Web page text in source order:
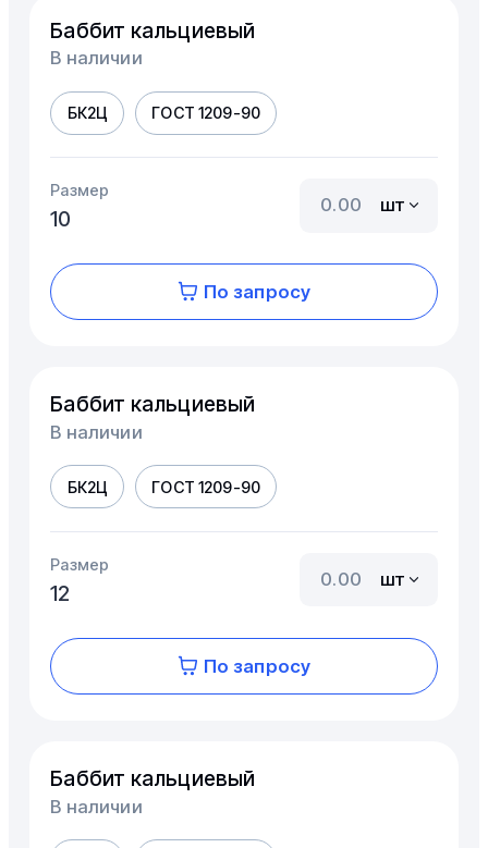
Баббит кальциевый
В наличии
БК2Ц ГОСТ 1209-90
Размер
10
шт
По запросу
Баббит кальциевый
В наличии
БК2Ц ГОСТ 1209-90
Размер
12
шт
По запросу
Баббит кальциевый
В наличии